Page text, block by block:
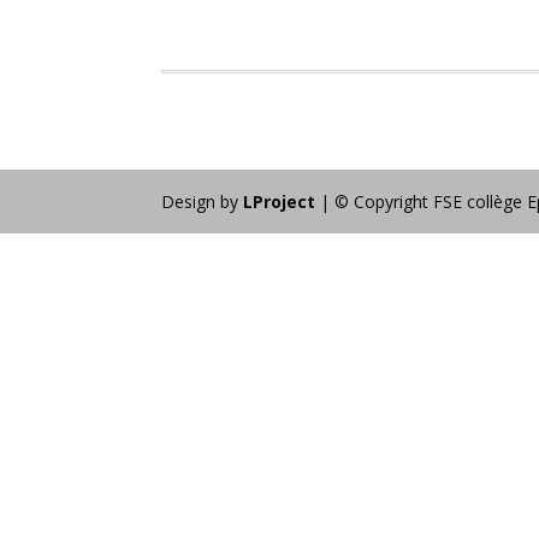
Design by LProject | © Copyright FSE collège